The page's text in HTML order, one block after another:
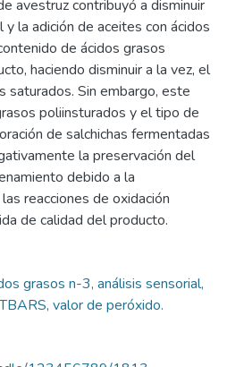
avestruz contribuyó a disminuir
la adición de aceites con ácidos
de ácidos grasos
haciendo disminuir a la vez, el
saturados. Sin embargo, este
poliinsturados y el tipo de
de salchichas fermentadas
la preservación del
debido a la
reacciones de oxidación
de calidad del producto.
grasos n-3, análisis sensorial,
valor de peróxido.